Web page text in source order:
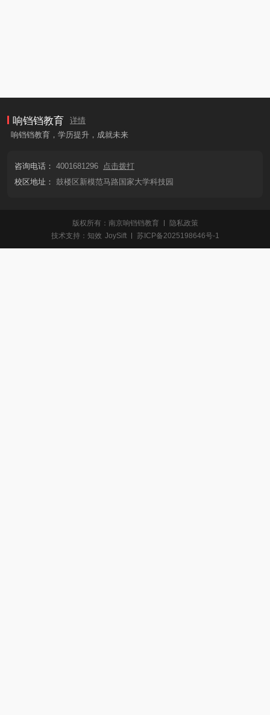
响铛铛教育
详情
响铛铛教育，学历提升，成就未来
咨询电话： 4001681296 点击拨打
校区地址： 鼓楼区新模范马路国家大学科技园
版权所有：南京响铛铛教育
隐私政策
技术支持： 知效 JoySift 苏ICP备2025198646号-1